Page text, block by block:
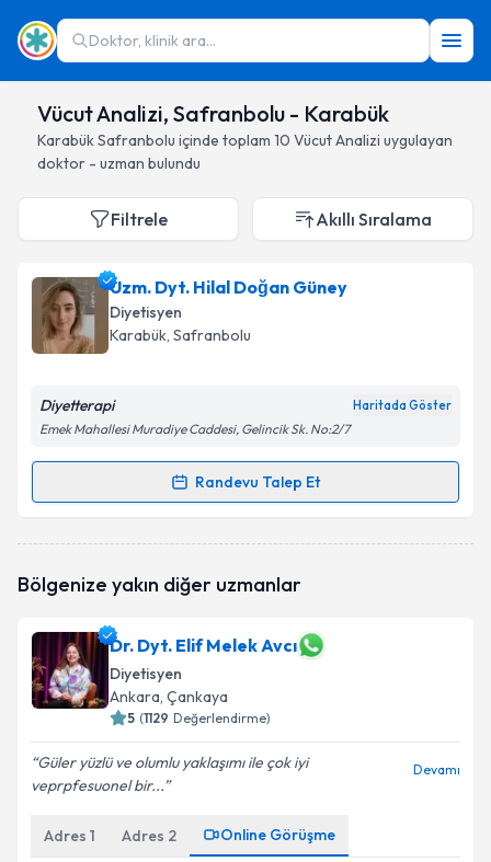
Doktor, klinik ara...
Vücut Analizi, Safranbolu - Karabük
KarabükSafranbolu içinde toplam 10 Vücut Analizi uygulayan
doktor - uzman bulundu
Filtrele Akıllı Sıralama
Uzm. Dyt. Hilal Doğan Güney
Diyetisyen
Karabük, Safranbolu
Diyetterapi Haritada Göster
Emek Mahallesi Muradiye Caddesi, Gelincik Sk. No:2/7
Randevu Talep Et
Randevu Takvimi Talebi
talebi oluşturun. Size bu uzmandan randevu almanız
bilgilendireceğiz.
E-posta Adresiniz
Kişisel verilerimin işlenmesine ilişkin
kapsamda işlenmesini kabul ediyorum.
Bölgenize yakın diğer uzmanlar
Dr. Dyt. Elif Melek Avcı
Diyetisyen
Ankara, Çankaya
5 (1129 Değerlendirme)
Güler yüzlü ve olumlu yaklaşımı ile çok iyi
veprpfesuonel bir...
Devamı
Adres 1 Adres 2 Online Görüşme